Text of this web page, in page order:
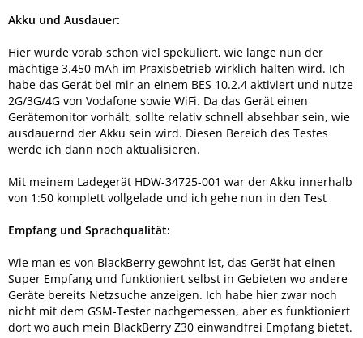
Akku und Ausdauer:
Hier wurde vorab schon viel spekuliert, wie lange nun der
mächtige 3.450 mAh im Praxisbetrieb wirklich halten wird. Ich
habe das Gerät bei mir an einem BES 10.2.4 aktiviert und nutze
2G/3G/4G von Vodafone sowie WiFi. Da das Gerät einen
Gerätemonitor vorhält, sollte relativ schnell absehbar sein, wie
ausdauernd der Akku sein wird. Diesen Bereich des Testes
werde ich dann noch aktualisieren.
Mit meinem Ladegerät HDW-34725-001 war der Akku innerhalb
von 1:50 komplett vollgelade und ich gehe nun in den Test
Empfang und Sprachqualität:
Wie man es von BlackBerry gewohnt ist, das Gerät hat einen
Super Empfang und funktioniert selbst in Gebieten wo andere
Geräte bereits Netzsuche anzeigen. Ich habe hier zwar noch
nicht mit dem GSM-Tester nachgemessen, aber es funktioniert
dort wo auch mein BlackBerry Z30 einwandfrei Empfang bietet.